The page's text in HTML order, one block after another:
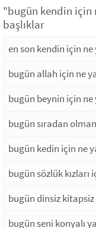
"bugün kendin için
başlıklar
en son kendin için ne
bugün allah için ne
bugün beynin için ne
bugün sıradan
bugün kedin için ne
bugün sözlük kızları
bugün dinsiz
bugün seni konyalı